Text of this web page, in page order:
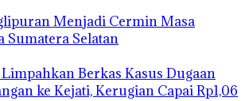
Menjadi Cermin Masa
Sumatera Selatan
Berkas Kasus Dugaan
ke Kejati, Kerugian Capai Rp1,06